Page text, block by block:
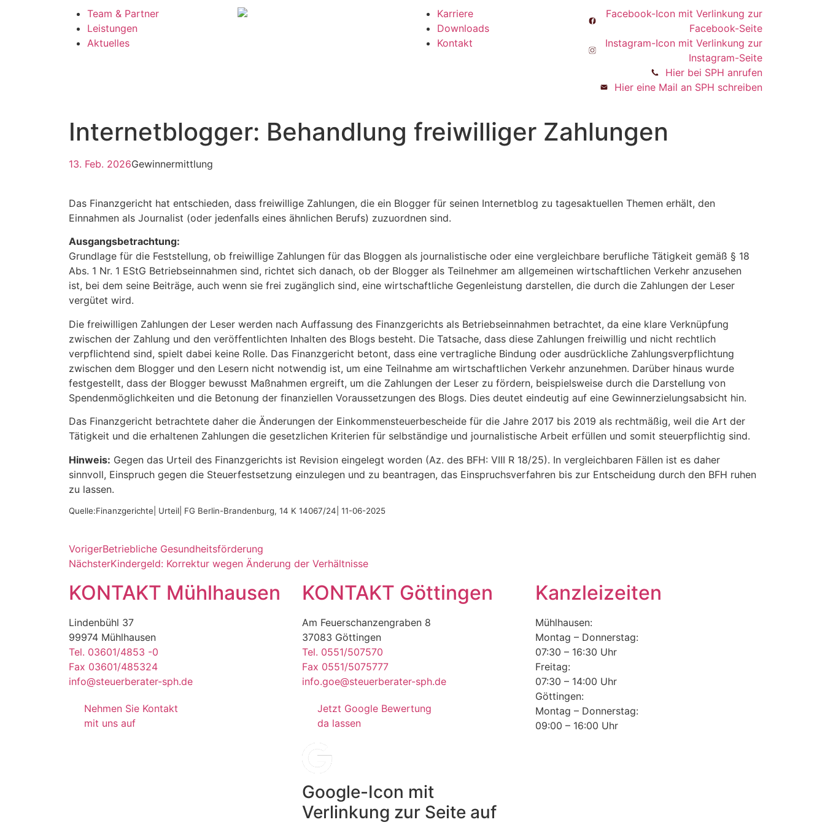
Team & Partner
Leistungen
Aktuelles
Karriere
Downloads
Kontakt
Facebook-Icon mit Verlinkung zur
Facebook-Seite
Instagram-Icon mit Verlinkung zur
Instagram-Seite
Hier bei SPH anrufen
Hier eine Mail an SPH schreiben
Internetblogger: Behandlung freiwilliger Zahlungen
13. Feb. 2026Gewinnermittlung
Das Finanzgericht hat entschieden, dass freiwillige Zahlungen, die ein Blogger für seinen Internetblog zu tagesaktuellen Themen erhält, den
Einnahmen als Journalist (oder jedenfalls eines ähnlichen Berufs) zuzuordnen sind.
Ausgangsbetrachtung:
Grundlage für die Feststellung, ob freiwillige Zahlungen für das Bloggen als journalistische oder eine vergleichbare berufliche Tätigkeit gemäß § 18
Abs. 1 Nr. 1 EStG Betriebseinnahmen sind, richtet sich danach, ob der Blogger als Teilnehmer am allgemeinen wirtschaftlichen Verkehr anzusehen
ist, bei dem seine Beiträge, auch wenn sie frei zugänglich sind, eine wirtschaftliche Gegenleistung darstellen, die durch die Zahlungen der Leser
vergütet wird.
Die freiwilligen Zahlungen der Leser werden nach Auffassung des Finanzgerichts als Betriebseinnahmen betrachtet, da eine klare Verknüpfung
zwischen der Zahlung und den veröffentlichten Inhalten des Blogs besteht. Die Tatsache, dass diese Zahlungen freiwillig und nicht rechtlich
verpflichtend sind, spielt dabei keine Rolle. Das Finanzgericht betont, dass eine vertragliche Bindung oder ausdrückliche Zahlungsverpflichtung
zwischen dem Blogger und den Lesern nicht notwendig ist, um eine Teilnahme am wirtschaftlichen Verkehr anzunehmen. Darüber hinaus wurde
festgestellt, dass der Blogger bewusst Maßnahmen ergreift, um die Zahlungen der Leser zu fördern, beispielsweise durch die Darstellung von
Spendenmöglichkeiten und die Betonung der finanziellen Voraussetzungen des Blogs. Dies deutet eindeutig auf eine Gewinnerzielungsabsicht hin.
Das Finanzgericht betrachtete daher die Änderungen der Einkommensteuerbescheide für die Jahre 2017 bis 2019 als rechtmäßig, weil die Art der
Tätigkeit und die erhaltenen Zahlungen die gesetzlichen Kriterien für selbständige und journalistische Arbeit erfüllen und somit steuerpflichtig sind.
Hinweis: Gegen das Urteil des Finanzgerichts ist Revision eingelegt worden (Az. des BFH: VIII R 18/25). In vergleichbaren Fällen ist es daher
sinnvoll, Einspruch gegen die Steuerfestsetzung einzulegen und zu beantragen, das Einspruchsverfahren bis zur Entscheidung durch den BFH ruhen
zu lassen.
Quelle:Finanzgerichte| Urteil| FG Berlin-Brandenburg, 14 K 14067/24| 11-06-2025
VorigerBetriebliche Gesundheitsförderung
NächsterKindergeld: Korrektur wegen Änderung der Verhältnisse
KONTAKT Mühlhausen
Lindenbühl 37
99974 Mühlhausen
Tel. 03601/4853 -0
Fax 03601/485324
info@steuerberater-sph.de
Nehmen Sie Kontakt
mit uns auf
KONTAKT Göttingen
Am Feuerschanzengraben 8
37083 Göttingen
Tel. 0551/507570
Fax 0551/5075777
info.goe@steuerberater-sph.de
Jetzt Google Bewertung
da lassen
Google-Icon mit
Verlinkung zur Seite auf
Kanzleizeiten
Mühlhausen:
Montag – Donnerstag:
07:30 – 16:30 Uhr
Freitag:
07:30 – 14:00 Uhr
Göttingen:
Montag – Donnerstag:
09:00 – 16:00 Uhr